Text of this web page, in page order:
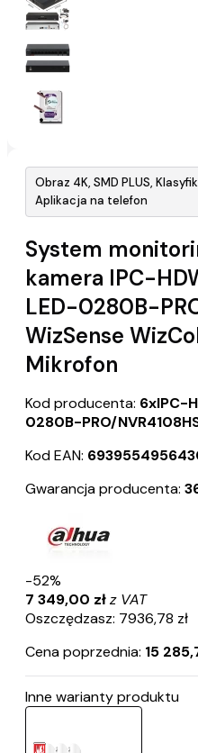
Obraz 4K, SMD PLUS,
Aplikacja na telefon
System
kamera IPC-
LED-0280B-
WizSense
Mikrofon
Kod producenta: 6xIPC-
0280B-PRO/
Kod EAN:
Gwarancja producenta:
-52%
7 349,00 złz VAT
Oszczędzasz: 7936,78 zł
Cena poprzednia: 15
Inne warianty produktu